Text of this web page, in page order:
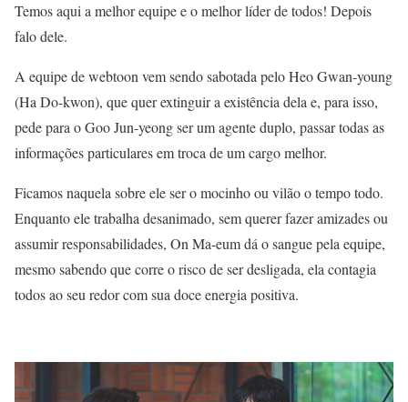
Temos aqui a melhor equipe e o melhor líder de todos! Depois
falo dele.
A equipe de webtoon vem sendo sabotada pelo Heo Gwan-young
(Ha Do-kwon), que quer extinguir a existência dela e, para isso,
pede para o Goo Jun-yeong ser um agente duplo, passar todas as
informações particulares em troca de um cargo melhor.
Ficamos naquela sobre ele ser o mocinho ou vilão o tempo todo.
Enquanto ele trabalha desanimado, sem querer fazer amizades ou
assumir responsabilidades, On Ma-eum dá o sangue pela equipe,
mesmo sabendo que corre o risco de ser desligada, ela contagia
todos ao seu redor com sua doce energia positiva.